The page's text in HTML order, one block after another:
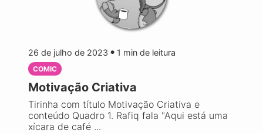
26 de julho de 2023 ● 1 min de leitura
COMIC
Motivação Criativa
Tirinha com título Motivação Criativa e
conteúdo Quadro 1. Rafiq fala "Aqui está uma
xícara de café ...